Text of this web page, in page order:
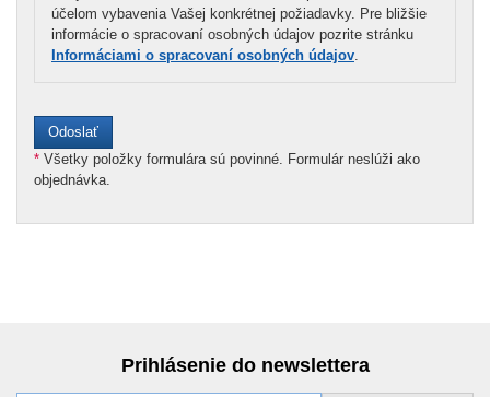
účelom vybavenia Vašej konkrétnej požiadavky. Pre bližšie
informácie o spracovaní osobných údajov pozrite stránku
Informáciami o spracovaní osobných údajov.
* Všetky položky formulára sú povinné. Formulár neslúži ako
objednávka.
Prihlásenie do newslettera